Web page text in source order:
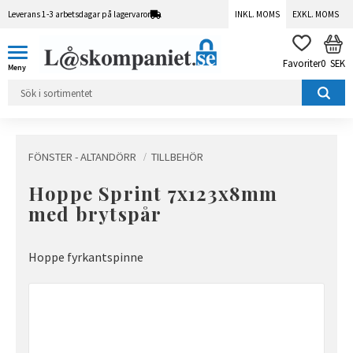
Leverans 1-3 arbetsdagar på lagervaror INKL. MOMS EXKL. MOMS
FAVORITER
0 SEK
FÖNSTER - ALTANDÖRR TILLBEHÖR
Hoppe Sprint 7x123x8mm
med brytspår
Hoppe fyrkantspinne